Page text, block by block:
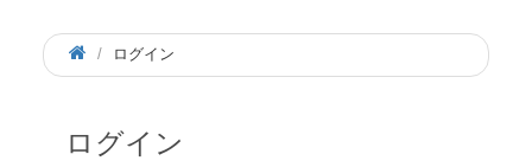
ログイン
ログイン